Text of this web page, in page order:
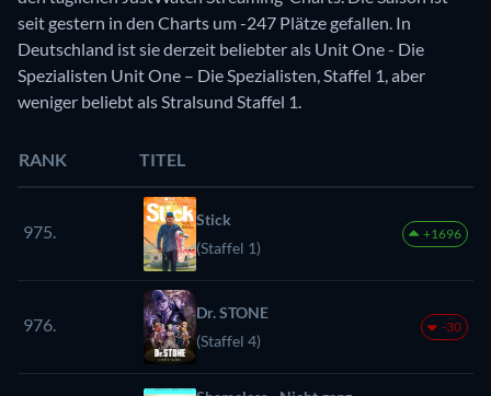
seit gestern in den Charts um -247 Plätze gefallen. In
Deutschland ist sie derzeit beliebter als Unit One - Die
Spezialisten Unit One – Die Spezialisten, Staffel 1, aber
weniger beliebt als Stralsund Staffel 1.
RANK TITEL
975.
Stick
(Staffel 1)
+1696
976.
Dr. STONE
(Staffel 4)
-30